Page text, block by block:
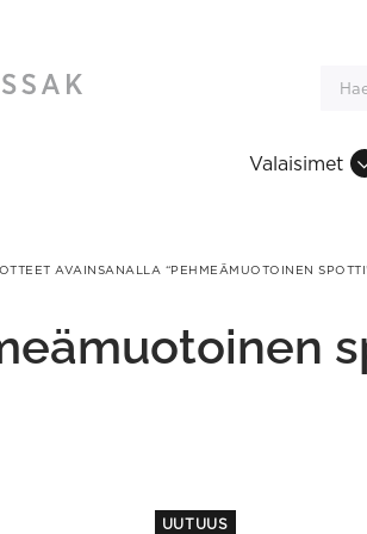
Valaisimet
AVAINSANALLA “PEHMEÄMUOTOINEN
UUTUUS